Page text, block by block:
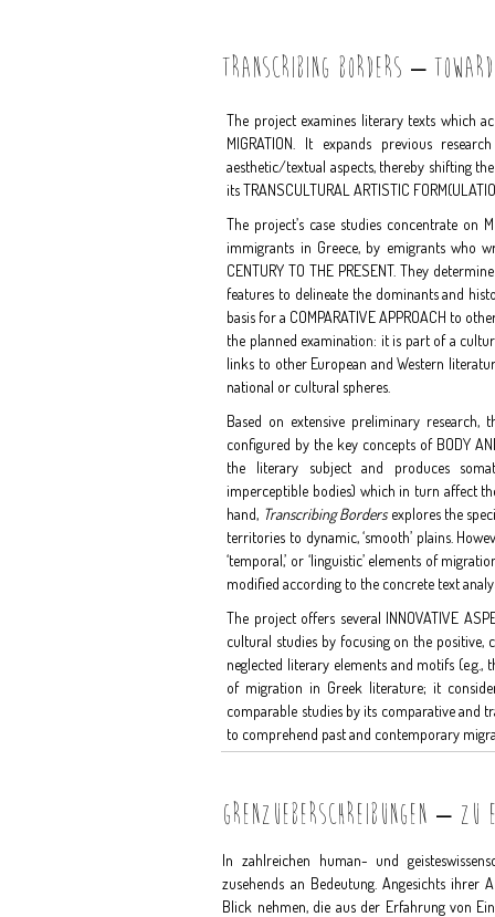
TRANSCRIBING BORDERS –
The project examines literary texts which
MIGRATION. It expands previous
aesthetic/textual aspects, thereby shifting
its TRANSCULTURAL ARTISTIC
The project’s case studies concentrate on
immigrants in Greece, by emigrants who
CENTURY TO THE PRESENT. They
features to delineate the dominants and
basis for a COMPARATIVE APPROACH to
the planned examination: it is part of a
links to other European and Western
national or cultural spheres.
Based on extensive preliminary
configured by the key concepts of BODY
the literary subject and produces
imperceptible bodies) which in turn affect
hand, Transcribing Bordersexplores the
territories to dynamic, ‘smooth’ plains.
‘temporal,’ or ‘linguistic’ elements of
modified according to the concrete text
The project offers several INNOVATIVE
cultural studies by focusing on the positive,
neglected literary elements and motifs (e.g.,
of migration in Greek literature; it
comparable studies by its comparative and
to comprehend past and contemporary
GRENZUEBERSCHREIBUNGEN – ZU
In zahlreichen human- und
zusehends an Bedeutung. Angesichts ihrer
Blick nehmen, die aus der Erfahrung von